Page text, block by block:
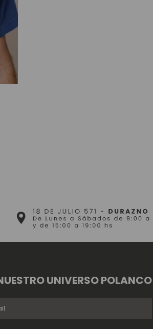
UNIVERSO POLANCO